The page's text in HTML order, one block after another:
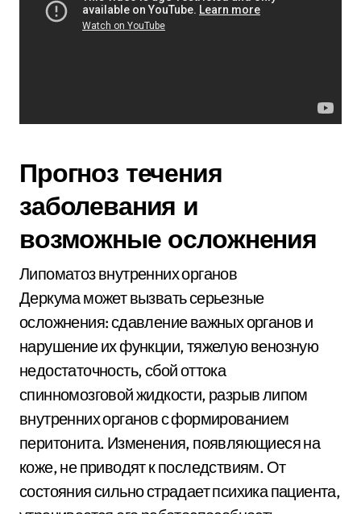
Прогноз течения
заболевания и
возможные осложнения
Липоматоз внутренних органов
Деркума может вызвать серьезные
осложнения: сдавление важных органов и
нарушение их функции, тяжелую венозную
недостаточность, сбой оттока
спинномозговой жидкости, разрыв липом
внутренних органов с формированием
перитонита. Изменения, появляющиеся на
коже, не приводят к последствиям. От
состояния сильно страдает психика пациента,